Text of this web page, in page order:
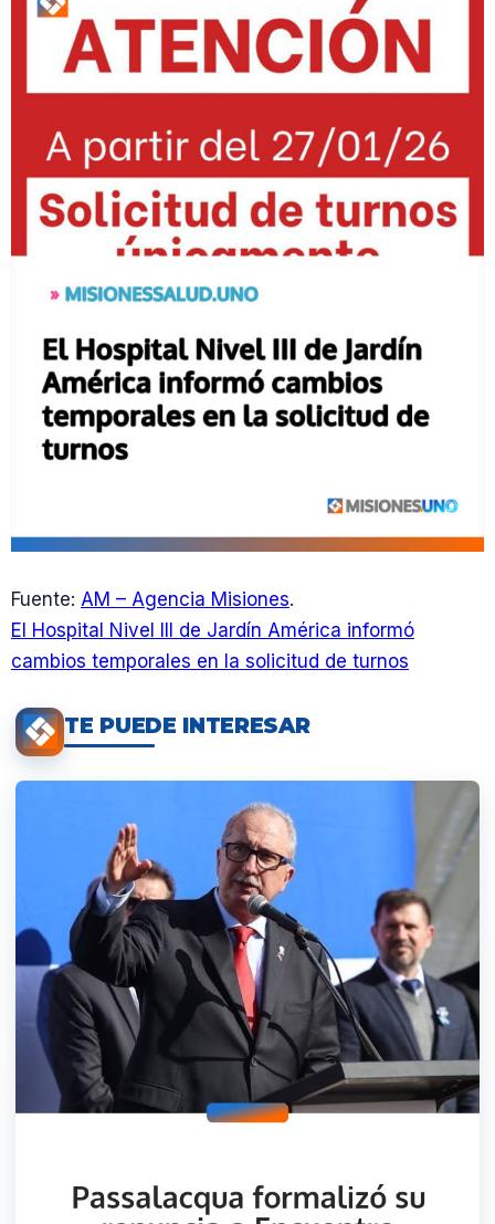
Fuente: AM – Agencia Misiones.
El Hospital Nivel III de Jardín América informó
cambios temporales en la solicitud de turnos
TE PUEDE INTERESAR